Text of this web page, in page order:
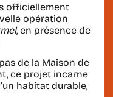
officiellement
opération
, en présence de
de la Maison de
ce projet incarne
habitat durable,